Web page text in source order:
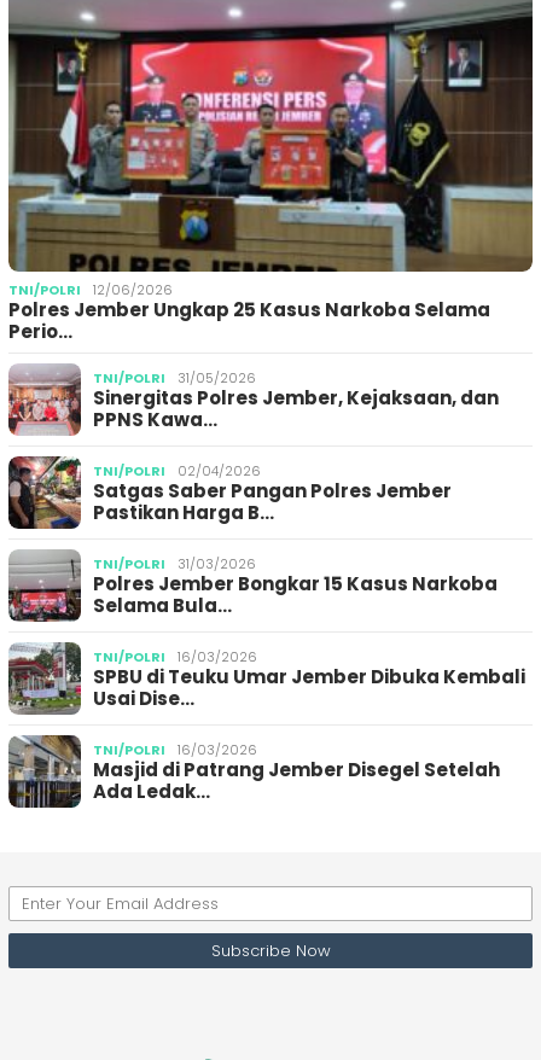
TNI/POLRI 12/06/2026
Polres Jember Ungkap 25 Kasus Narkoba Selama
Perio…
TNI/POLRI 31/05/2026
Sinergitas Polres Jember, Kejaksaan, dan
PPNS Kawa…
TNI/POLRI 02/04/2026
Satgas Saber Pangan Polres Jember
Pastikan Harga B…
TNI/POLRI 31/03/2026
Polres Jember Bongkar 15 Kasus Narkoba
Selama Bula…
TNI/POLRI 16/03/2026
SPBU di Teuku Umar Jember Dibuka Kembali
Usai Dise…
TNI/POLRI 16/03/2026
Masjid di Patrang Jember Disegel Setelah
Ada Ledak…